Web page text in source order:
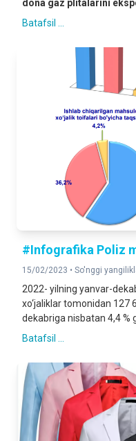
dona gaz plitalarini
Batafsil ...
#Infografika Poliz
15/02/2023 • So'nggi
2022- yilning yanvar-
xo‘jaliklar tomonidan 127
dekabriga nisbatan 4,4 %
Batafsil ...